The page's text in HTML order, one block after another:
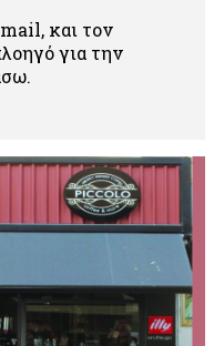
και τον
για την